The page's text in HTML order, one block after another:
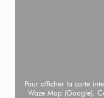
Pour afficher la carte
Waze Map (Google).